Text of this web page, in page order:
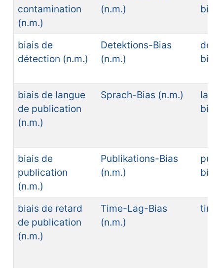
contamination
(n.m.)
(n.m.)
bias
biais de
détection (n.m.)
Detektions-Bias
(n.m.)
bias
biais de langue
de publication
(n.m.)
Sprach-Bias (n.m.)
bias
biais de
publication
(n.m.)
Publikations-Bias
(n.m.)
bias
biais de retard
de publication
(n.m.)
Time-Lag-Bias
(n.m.)